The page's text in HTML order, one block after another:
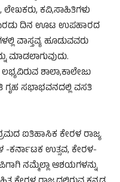
ಕವಿ,ಸಾಹಿತಿಗಳು
ಎರಡು ದಿನ ಊಟ ಉಪಹಾರದ
ವಾಸ್ತವ್ಯ ಹೂಡುವವರು
ಮಾಡಲಾಗುವುದು.
ಶಾಲಾ,ಕಾಲೇಜು
ಸಭಾಭವನದಲ್ಲಿ ವಸತಿ
ಐತಿಹಾಸಿಕ ಕೇರಳ ರಾಜ್ಯ
-ಕರ್ನಾಟಕ ಉತ್ಸವ, ಕೇರಳ-
ನಮ್ಮೆಲ್ಲಾ ಆಶಯಗಳನ್ನು